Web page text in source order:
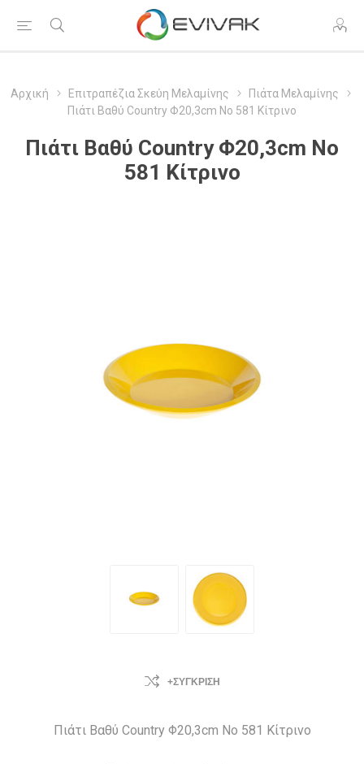
Αρχική Επιτραπέζια Σκεύη Μελαμίνης
Πιάτα Μελαμίνης
Πιάτι Βαθύ Country Φ20,3cm Νο 581 Κίτρινο
Πιάτι Βαθύ Country Φ20,3cm Νο
581 Κίτρινο
+ΣΎΓΚΡΙΣΗ
Πιάτι Βαθύ Country Φ20,3cm Νο 581 Κίτρινο